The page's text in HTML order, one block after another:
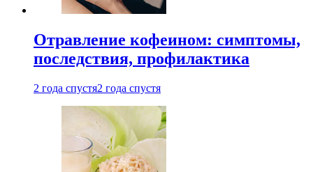
Отравление кофеином: симптомы,
последствия, профилактика
2 года спустя2 года спустя